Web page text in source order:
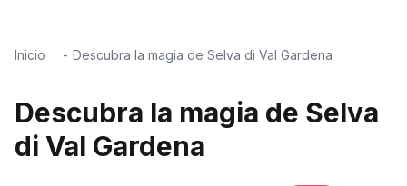
Inicio Descubra la magia de Selva di Val Gardena
Descubra la magia de Selva
di Val Gardena